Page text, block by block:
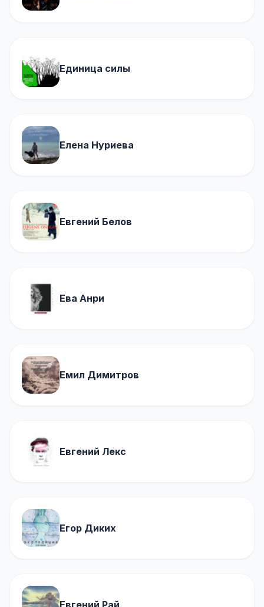
Единица силы
Елена Нуриева
Евгений Белов
Ева Анри
Емил Димитров
Евгений Лекс
Егор Диких
Евгений Рай